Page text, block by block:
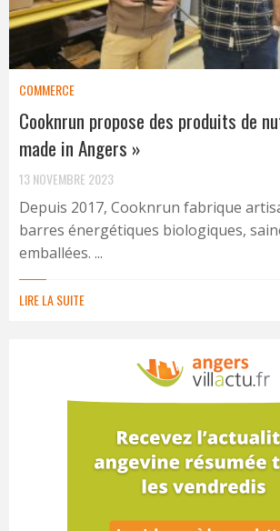
COMMERCE
Cooknrun propose des produits de
made in Angers »
13 NOVEMBRE 2023
Depuis 2017, Cooknrun fabrique
barres énergétiques biologiques,
emballées. ...
LIRE LA SUITE